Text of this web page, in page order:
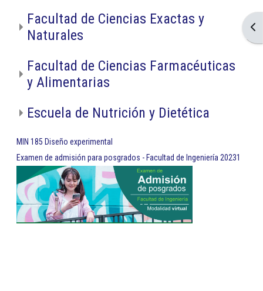
Facultad de Ciencias Exactas y
Naturales
Facultad de Ciencias Farmacéuticas
y Alimentarias
Escuela de Nutrición y Dietética
MIN 185 Diseño experimental
Examen de admisión para posgrados - Facultad de Ingeniería 20231